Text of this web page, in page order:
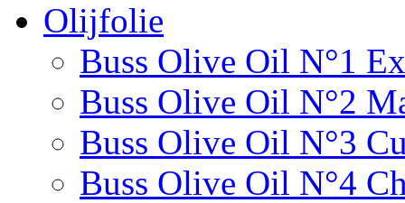
Olijfolie
Buss Olive Oil N°1
Buss Olive Oil N°2
Buss Olive Oil N°3
Buss Olive Oil N°4